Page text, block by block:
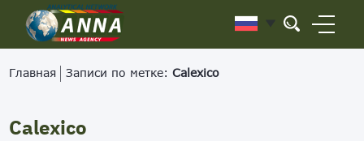
Главная Записи по метке:Calexico
Calexico